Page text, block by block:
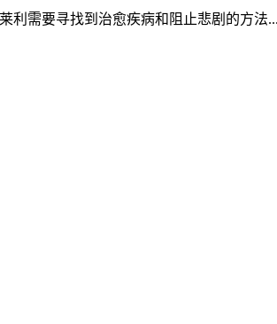
需要寻找到治愈疾病和阻止悲剧的方法